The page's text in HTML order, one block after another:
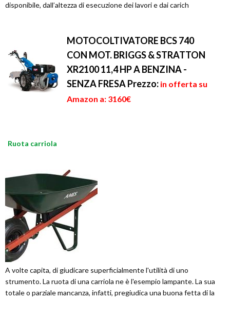
disponibile, dall’altezza di esecuzione dei lavori e dai carich
MOTOCOLTIVATORE BCS 740
CON MOT. BRIGGS & STRATTON
XR2100 11,4 HP A BENZINA -
SENZA FRESAPrezzo: in offerta su
Amazon a: 3160€
Ruota carriola
A volte capita, di giudicare superficialmente l'utilità di uno
strumento. La ruota di una carriola ne è l'esempio lampante. La sua
totale o parziale mancanza, infatti, pregiudica una buona fetta di la